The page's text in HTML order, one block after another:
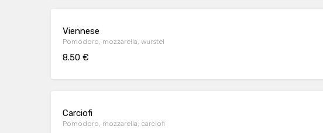
Viennese
Pomodoro, mozzarella, wurstel
8.50 €
Carciofi
Pomodoro, mozzarella, carciofi